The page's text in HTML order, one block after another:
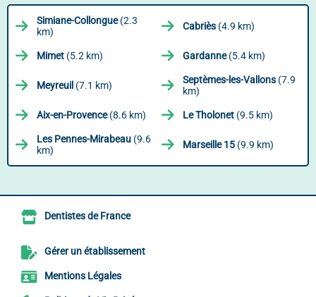
Simiane-Collongue(2.3
km)
Cabriès (4.9 km)
Mimet (5.2 km) Gardanne(5.4 km)
Meyreuil (7.1 km) Septèmes-les-Vallons (7.9
km)
Aix-en-Provence(8.6 km) Le Tholonet (9.5 km)
Les Pennes-Mirabeau (9.6
km)
Marseille 15 (9.9 km)
Dentistes de France
Gérer un établissement
Mentions Légales